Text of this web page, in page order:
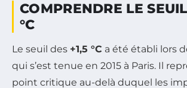
COMPRENDRE LE
°C
Le seuil des +1,5 °C a été établi lors
qui s’est tenue en 2015 à Paris. Il
point critique au-delà duquel les